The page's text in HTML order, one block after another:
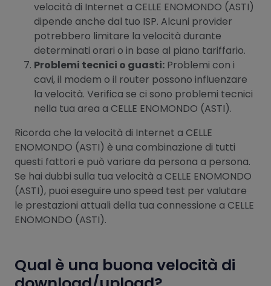
velocità di Internet a CELLE ENOMONDO (ASTI)
dipende anche dal tuo ISP. Alcuni provider
potrebbero limitare la velocità durante
determinati orari o in base al piano tariffario.
Problemi tecnici o guasti: Problemi con i
cavi, il modem o il router possono influenzare
la velocità. Verifica se ci sono problemi tecnici
nella tua area a CELLE ENOMONDO (ASTI).
Ricorda che la velocità di Internet a CELLE
ENOMONDO (ASTI) è una combinazione di tutti
questi fattori e può variare da persona a persona.
Se hai dubbi sulla tua velocità a CELLE ENOMONDO
(ASTI), puoi eseguire uno speed test per valutare
le prestazioni attuali della tua connessione a CELLE
ENOMONDO (ASTI).
Qual è una buona velocità di